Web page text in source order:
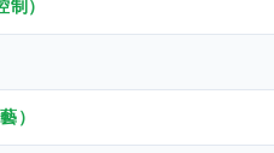
）
）